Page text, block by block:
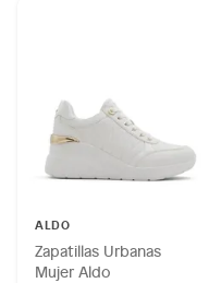
Productos que hayan
Baterías de auto.
Motocicletas y
ALDO
Zapatillas Urbanas
Mujer Aldo